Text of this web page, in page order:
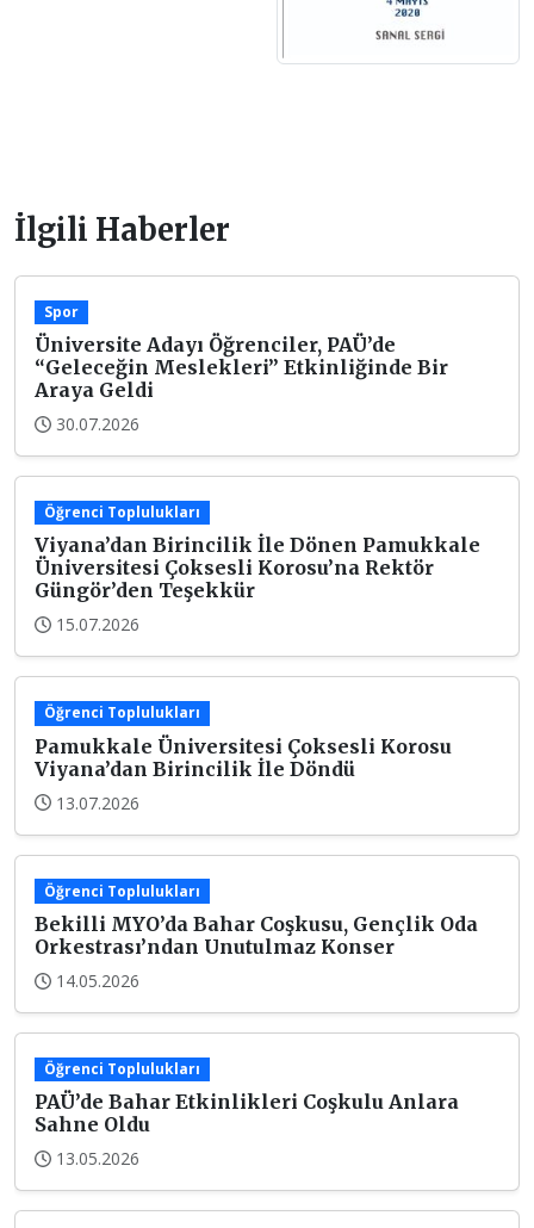
İlgili Haberler
Spor
Üniversite Adayı Öğrenciler, PAÜ’de
“Geleceğin Meslekleri” Etkinliğinde Bir
Araya Geldi
30.07.2026
Öğrenci Toplulukları
Viyana’dan Birincilik İle Dönen Pamukkale
Üniversitesi Çoksesli Korosu’na Rektör
Güngör’den Teşekkür
15.07.2026
Öğrenci Toplulukları
Pamukkale Üniversitesi Çoksesli Korosu
Viyana’dan Birincilik İle Döndü
13.07.2026
Öğrenci Toplulukları
Bekilli MYO’da Bahar Coşkusu, Gençlik Oda
Orkestrası’ndan Unutulmaz Konser
14.05.2026
Öğrenci Toplulukları
PAÜ’de Bahar Etkinlikleri Coşkulu Anlara
Sahne Oldu
13.05.2026